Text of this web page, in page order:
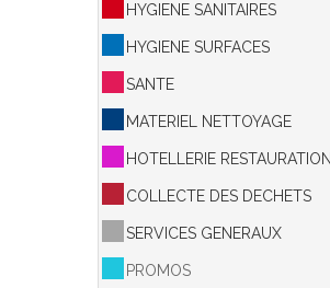
HYGIENE SANITAIRES
HYGIENE SURFACES
SANTE
MATERIEL NETTOYAGE
HOTELLERIE RESTAURATION
COLLECTE DES DECHETS
SERVICES GENERAUX
PROMOS